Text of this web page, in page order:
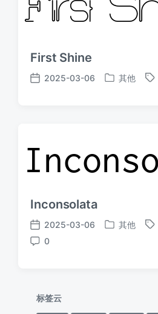
First Shine
发
2025-03-06
发
其他
标
Inconsolata
发
布
2025-03-06
发
其他
标
评
0
标签云